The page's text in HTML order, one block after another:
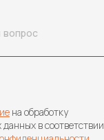
на обработку
в соответствии